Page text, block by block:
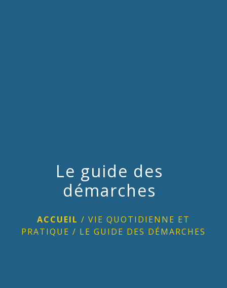
Le guide des
démarches
ACCUEIL / VIE QUOTIDIENNE ET
PRATIQUE / LE GUIDE DES DÉMARCHES